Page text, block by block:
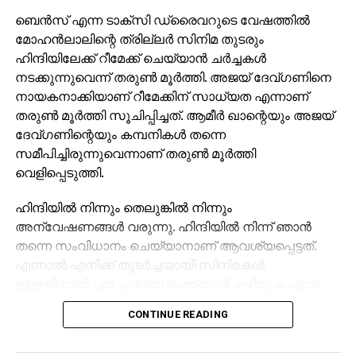
ബെന്‍സ് എന്ന ടാക്സി ഡ്രൈവറുടെ വേഷത്തില്‍
മോഹന്‍ലാലിന്റെ ത്രില്ലര്‍ സിനിമ തുടരും
ഹിന്ദിയിലേക്ക് റീമേക്ക് ചെയ്യാന്‍ ചര്‍ച്ചകള്‍
നടക്കുന്നുവെന്ന് തരുണ്‍ മൂര്‍ത്തി. അജയ് ദേവ്ഗണിനെ
നായകനാക്കിയാണ് റീമേക്കിന് സാധ്യത എന്നാണ്
തരുണ്‍ മൂര്‍ത്തി സൂചിപ്പിച്ചത്. ആമീര്‍ ഖാന്റെയും അജയ്
ദേവ്ഗണിന്റെയും കമ്പനികള്‍ തന്നെ
സമീപിച്ചിരുന്നുവെന്നാണ് തരുണ്‍ മൂര്‍ത്തി
വെളിപ്പെടുത്തി.
ഹിന്ദിയില്‍ നിന്നും തെലുങ്കില്‍ നിന്നും
അന്വേഷണങ്ങള്‍ വരുന്നു. ഹിന്ദിയില്‍ നിന്ന് ഞാന്‍
തന്നെ സംവിധാനം ചെയ്യാനാണ് ആവശ്യപ്പെട്ടത്.
എന്നാല്‍ എനിക്ക് തുടര്‍ച്ചയായി സിനിമകള്‍
അറിയില്ല. അജയ് ദേവ്ഗണിനെ നായകനാക്കി
ഹിന്ദിയില്‍ ചിത്രം റീമേക്ക് ചെയ്യാനുള്ള ചര്‍ച്ച
CONTINUE READING